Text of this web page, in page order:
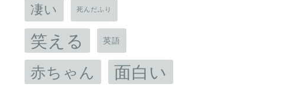
凄い 死んだふり
笑える 英語
赤ちゃん 面白い